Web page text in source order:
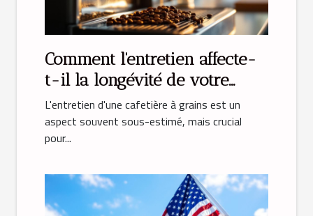
Comment l'entretien affecte-
t-il la longévité de votre
cafetière à grains ?
L'entretien d'une cafetière à grains est un
aspect souvent sous-estimé, mais crucial
pour...